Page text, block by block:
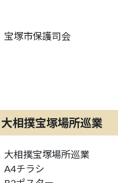
宝塚市保護司会
大相撲宝塚場所巡業
大相撲宝塚場所巡業
A4チラシ